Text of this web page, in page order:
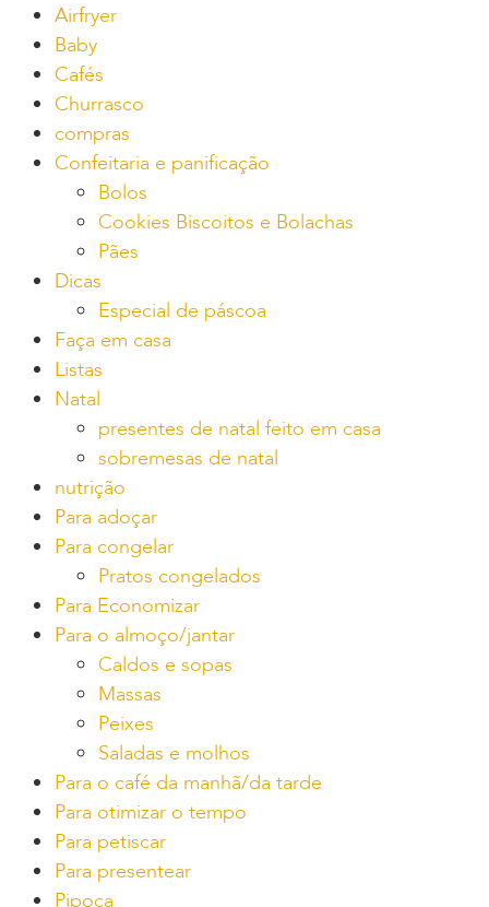
Airfryer
Baby
Cafés
Churrasco
compras
Confeitaria e panificação
Bolos
Cookies Biscoitos e Bolachas
Pães
Dicas
Especial de páscoa
Faça em casa
Listas
Natal
presentes de natal feito em casa
sobremesas de natal
nutrição
Para adoçar
Para congelar
Pratos congelados
Para Economizar
Para o almoço/jantar
Caldos e sopas
Massas
Peixes
Saladas e molhos
Para o café da manhã/da tarde
Para otimizar o tempo
Para petiscar
Para presentear
Pipoca